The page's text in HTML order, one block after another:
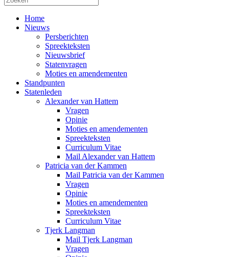
Home
Nieuws
Persberichten
Spreekteksten
Nieuwsbrief
Statenvragen
Moties en amendementen
Standpunten
Statenleden
Alexander van Hattem
Vragen
Opinie
Moties en amendementen
Spreekteksten
Curriculum Vitae
Mail Alexander van Hattem
Patricia van der Kammen
Mail Patricia van der Kammen
Vragen
Opinie
Moties en amendementen
Spreekteksten
Curriculum Vitae
Tjerk Langman
Mail Tjerk Langman
Vragen